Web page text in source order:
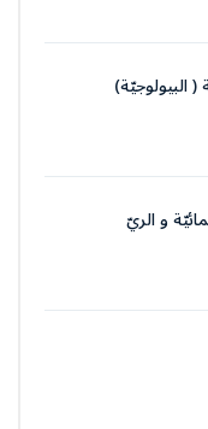
البيولوجيّة)
و الريّ